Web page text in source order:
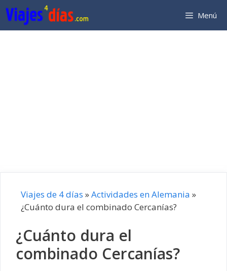
Saltar
al
contenido
Menú
Viajes de 4 días »Actividades en Alemania »
¿Cuánto dura el combinado Cercanías?
¿Cuánto dura el
combinado Cercanías?